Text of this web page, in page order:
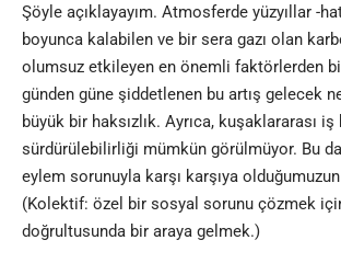
Şöyle açıklayayım. Atmosferde yüzyıllar -
boyunca kalabilen ve bir sera gazı olan
olumsuz etkileyen en önemli faktörlerden
günden güne şiddetlenen bu artış gelecek
büyük bir haksızlık. Ayrıca, kuşaklararası
sürdürülebilirliği mümkün görülmüyor. Bu
eylem sorunuyla karşı karşıya
(Kolektif: özel bir sosyal sorunu çözmek
doğrultusunda bir araya gelmek.)